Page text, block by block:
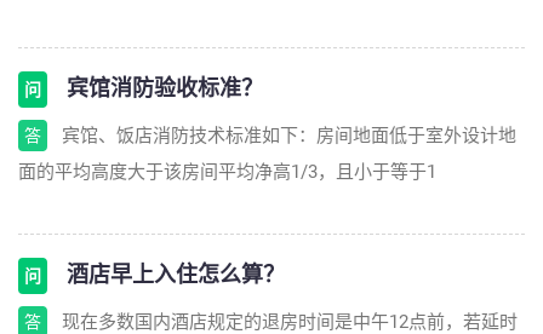
问 宾馆消防验收标准？
答
宾馆、饭店消防技术标准如下：房间地面低于室外设计地
面的平均高度大于该房间平均净高1/3，且小于等于1
问 酒店早上入住怎么算？
答
现在多数国内酒店规定的退房时间是中午12点前，若延时